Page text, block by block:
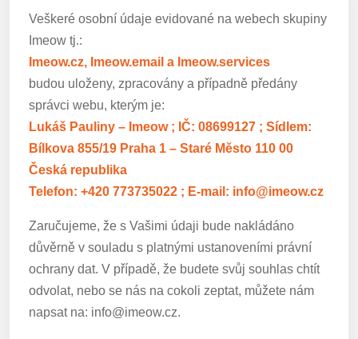
Veškeré osobní údaje evidované na webech skupiny
Imeow tj.:
Imeow.cz, Imeow.email a Imeow.services
budou uloženy, zpracovány a případně předány
správci webu, kterým je:
Lukáš Pauliny – Imeow ; IČ: 08699127 ; Sídlem:
Bílkova 855/19 Praha 1 – Staré Město 110 00
Česká republika
Telefon: +420 773735022 ; E-mail: info@imeow.cz
Zaručujeme, že s Vašimi údaji bude nakládáno
důvěrně v souladu s platnými ustanoveními právní
ochrany dat. V případě, že budete svůj souhlas chtít
odvolat, nebo se nás na cokoli zeptat, můžete nám
napsat na: info@imeow.cz.